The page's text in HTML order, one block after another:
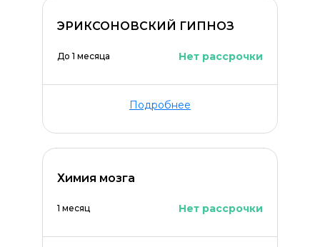
ЭРИКСОНОВСКИЙ ГИПНОЗ
До 1 месяца Нет рассрочки
Подробнее
Химия мозга
1 месяц Нет рассрочки